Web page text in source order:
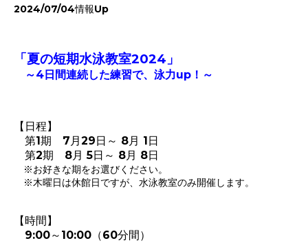
2024/07/04情報Up
「夏の短期水泳教室2024 」
～4日間連続した練習で、泳力up！～
【日程】
第1期 7月29日～ 8月 1日
第2期 8月 5日～ 8月 8日
※お好きな期をお選びください。
※木曜日は休館日ですが、水泳教室のみ開催します。
【時間】
9:00～10:00（60分間）